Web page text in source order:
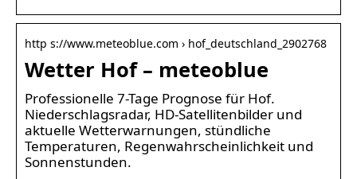
http s://www.meteoblue.com › hof_deutschland_2902768
Wetter Hof – meteoblue
Professionelle 7-Tage Prognose für Hof.
Niederschlagsradar, HD-Satellitenbilder und
aktuelle Wetterwarnungen, stündliche
Temperaturen, Regenwahrscheinlichkeit und
Sonnenstunden.